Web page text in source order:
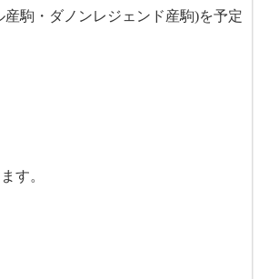
駒・ダノンレジェンド産駒)を予定
ます。